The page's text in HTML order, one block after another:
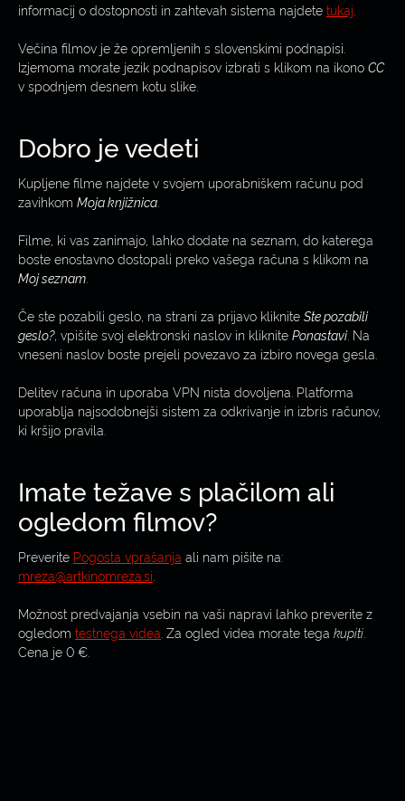
informacij o dostopnosti in zahtevah sistema najdete tukaj
Večina filmov je že opremljenih s slovenskimi podnapisi.
Izjemoma morate jezik podnapisov izbrati s klikom na ikono CC
v spodnjem desnem kotu slike.
Dobro je vedeti
Kupljene filme najdete v svojem uporabniškem računu pod
zavihkom Moja knjižnica
Filme, ki vas zanimajo, lahko dodate na seznam, do katerega
boste enostavno dostopali preko vašega računa s klikom na
Moj seznam
Če ste pozabili geslo, na strani za prijavo kliknite Ste pozabili
geslo?, vpišite svoj elektronski naslov in kliknite Ponastavi. Na
vneseni naslov boste prejeli povezavo za izbiro novega gesla.
Delitev računa in uporaba VPN nista dovoljena. Platforma
uporablja najsodobnejši sistem za odkrivanje in izbris računov,
ki kršijo pravila.
Imate težave s plačilom ali
ogledom filmov?
Preverite Pogosta vprašanja ali nam pišite na:
mreza@artkinomreza.si
Možnost predvajanja vsebin na vaši napravi lahko preverite z
ogledom testnega videa . Za ogled videa morate tega kupiti
Cena je 0 €.